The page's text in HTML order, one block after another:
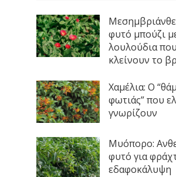
φυτό μπούζι
λουλούδια που
κλείνουν το
Χαμέλια: Ο
φωτιάς” που
γνωρίζουν
Μυόπορο:
φυτό για
εδαφοκάλυψη